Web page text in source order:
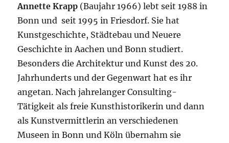
Annette Krapp (Baujahr 1966) lebt seit 1988 in
Bonn und seit 1995 in Friesdorf. Sie hat
Kunstgeschichte, Städtebau und Neuere
Geschichte in Aachen und Bonn studiert.
Besonders die Architektur und Kunst des 20.
Jahrhunderts und der Gegenwart hat es ihr
angetan. Nach jahrelanger Consulting-
Tätigkeit als freie Kunsthistorikerin und dann
als Kunstvermittlerin an verschiedenen
Museen in Bonn und Köln übernahm sie